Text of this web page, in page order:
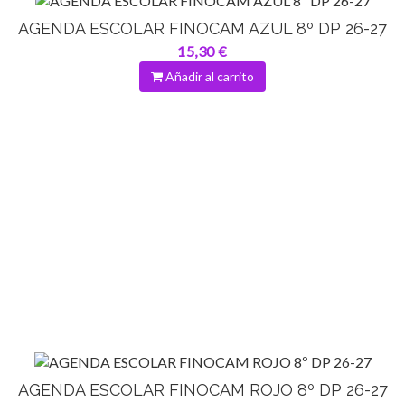
AGENDA ESCOLAR FINOCAM AZUL 8º DP 26-27
15,30 €
Añadir al carrito
AGENDA ESCOLAR FINOCAM ROJO 8º DP 26-27